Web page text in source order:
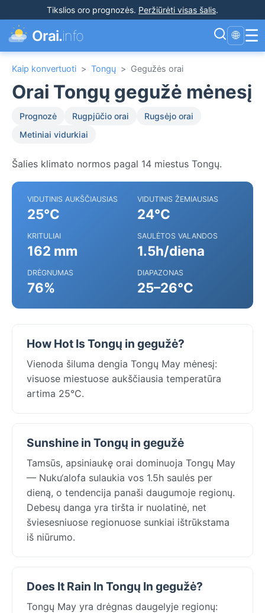
Tikslios oro prognozės. Peržiūrėti visas šalis.
Orai.info 🌐 ☰
Kaip konvertuoti > Tongų > Gegužės orai
Orai Tongų gegužė mėnesį
Prognozė Rugpjūčio orai
Rugsėjo orai
Metiniai vidurkiai
Šalies klimato normos pagal 14 miestus Tongų.
VIDUTINIS AUKŠČIAUSIAS
25°C
VIDUTINIS ŽEMIAUSIAS
24°C
KRITULIAI
162 mm
SAULĖTOS VALANDOS
1.5h/diena
DRĖGNUMAS
76%
DIAPAZONAS
25–26°C
How Hot Is Tongų in gegužė?
Vienoda šiluma dengia Tongų May mėnesį:
visuose miestuose aukščiausia temperatūra
artima 25°C.
Sunshine in Tongų in gegužė
Tamsūs, apsiniaukę orai dominuoja Tongų May
— Nuku‘alofa sulaukia vos 1.5h saulės per
dieną, o tendencija panaši daugumoje regionų.
Debesų danga yra tiršta ir nuolatinė, net
šviesesniuose regionuose sunkiai ištrūkstama
iš niūrumo.
Does It Rain In Tongų In gegužė?
Tongų May yra drėgnas daugelyje regionų: